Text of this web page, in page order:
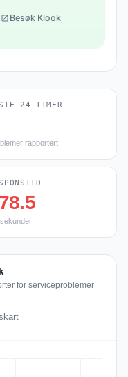
Besøk Klook
24 TIMER
rapportert
for serviceproblemer